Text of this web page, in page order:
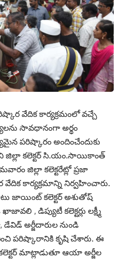
వేదిక కార్యక్రమంలో వచ్చే
సావధానంగా అర్థం
పరిష్కారం అందించేందుకు
జిల్లా కలెక్టర్ సి.యం.సాయికాంత్
జిల్లా కలెక్టరేట్లో ప్రజా
కార్యక్రమాన్ని నిర్వహించారు.
జాయింట్ కలెక్టర్ అశుతోష్
, డిప్యుటీ కలెక్టర్లు లక్ష్మీ
డేవిడ్ అర్జీదారుల నుండి
పరిష్కారానికి కృషి చేశారు. ఈ
మాట్లాడుతూ ఆయా అర్జీల